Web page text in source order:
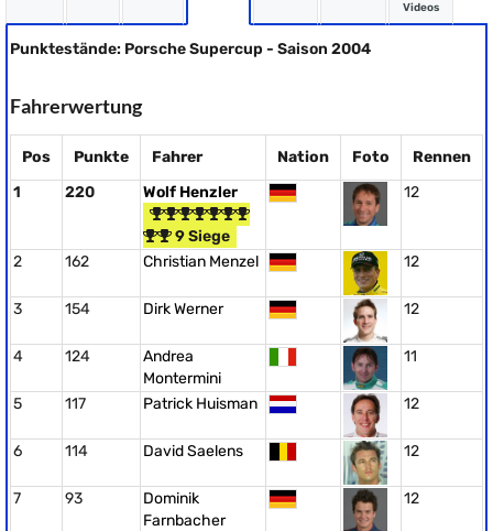
Videos
Punktestände: Porsche Supercup - Saison 2004
Fahrerwertung
Pos Punkte Fahrer Nation Foto
Rennen
1
220 Wolf Henzler
9 Siege
12
2 162 Christian Menzel 12
3 154 Dirk Werner 12
4 124
Andrea
Montermini
11
5 117 Patrick Huisman 12
6 114 David Saelens 12
7 93
Dominik
Farnbacher
12